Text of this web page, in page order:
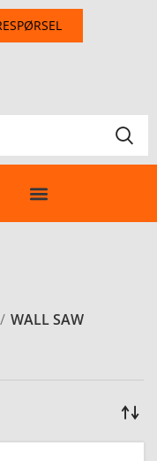
WALL SAW